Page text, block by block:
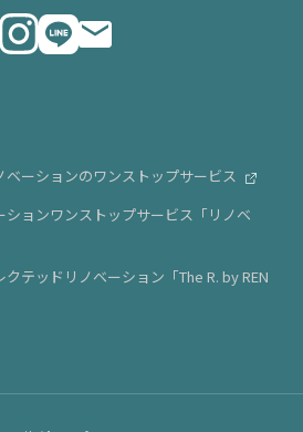
ーションのワンストップサービス
ョンワンストップサービス「リノベ
テッドリノベーション「The R. by REN